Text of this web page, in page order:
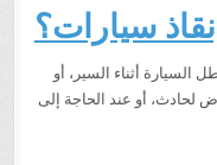
سيارات؟
السيارة أثناء السير، أو
لحادث، أو عند الحاجة إلى